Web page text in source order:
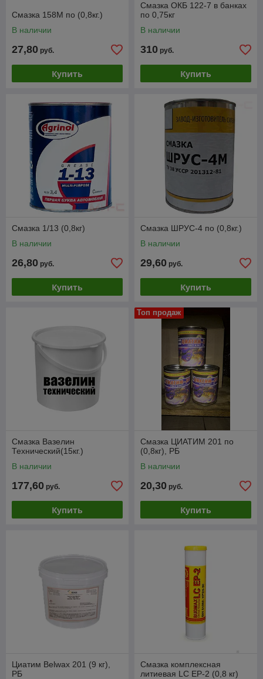
Смазка 158М по (0,8кг.)
В наличии
27,80 руб.
Купить
Смазка ОКБ 122-7 в банках
по 0,75кг
В наличии
310 руб.
Купить
Смазка 1/13 (0,8кг)
В наличии
26,80 руб.
Купить
Смазка ШРУС-4 по (0,8кг.)
В наличии
29,60 руб.
Купить
Смазка Вазелин
Технический(15кг.)
В наличии
177,60 руб.
Купить
Топ продаж
Смазка ЦИАТИМ 201 по
(0,8кг), РБ
В наличии
20,30 руб.
Купить
Циатим Belwax 201 (9 кг),
РБ
Смазка комплексная
литиевая LC EP-2 (0,8 кг)